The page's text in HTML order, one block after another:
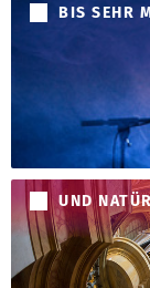
BIS SEHR
UND